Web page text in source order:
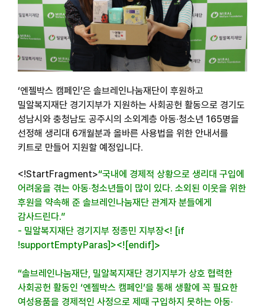
‘엔젤박스 캠페인’은 솔브레인나눔재단이 후원하고
밀알복지재단 경기지부가 지원하는 사회공헌 활동으로 경기도
성남시와 충청남도 공주시의 소외계층 아동·청소년 165명을
선정해 생리대 6개월분과 올바른 사용법을 위한 안내서를
키트로 만들어 지원할 예정입니다.
<!StartFragment>“국내에 경제적 상황으로 생리대 구입에
어려움을 겪는 아동·청소년들이 많이 있다. 소외된 이웃을 위한
후원을 약속해 준 솔브레인나눔재단 관계자 분들에게
감사드린다.”
- 밀알복지재단 경기지부 정종민 지부장<! [if
!supportEmptyParas]><![endif]>
“솔브레인나눔재단 밀알복지재단 경기지부가 상호 협력한
사회공헌 활동인 ‘엔젤박스 캠페인’을 통해 생활에 꼭 필요한
여성용품을 경제적인 사정으로 제때 구입하지 못하는 아동·